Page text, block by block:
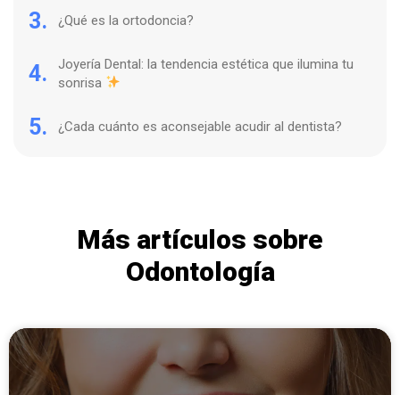
3. ¿Qué es la ortodoncia?
4.
Joyería Dental: la tendencia estética que ilumina tu
sonrisa
5. ¿Cada cuánto es aconsejable acudir al dentista?
Más artículos sobre
Odontología